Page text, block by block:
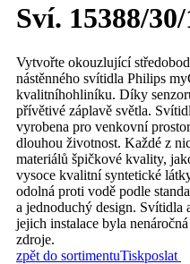
Sví. 15388/
Vytvořte okouzlující
nástěnného svítidla Philips
kvalitníhohliníku. Díky
přívětivé záplavě světla.
vyrobena pro venkovní
dlouhou životnost. Každé z
materiálů špičkové kvality,
vysoce kvalitní syntetické
odolná proti vodě podle
a jednoduchý design. Svítidla
jejich instalace byla
zdroje.
zpět do sortimentuTiskposlat